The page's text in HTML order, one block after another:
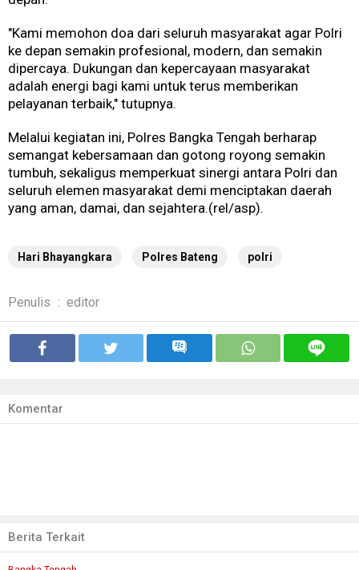
"Kami memohon doa dari seluruh masyarakat agar Polri
ke depan semakin profesional, modern, dan semakin
dipercaya. Dukungan dan kepercayaan masyarakat
adalah energi bagi kami untuk terus memberikan
pelayanan terbaik," tutupnya.
Melalui kegiatan ini, Polres Bangka Tengah berharap
semangat kebersamaan dan gotong royong semakin
tumbuh, sekaligus memperkuat sinergi antara Polri dan
seluruh elemen masyarakat demi menciptakan daerah
yang aman, damai, dan sejahtera.(rel/asp).
Hari Bhayangkara Polres Bateng polri
Penulis : editor
Komentar
Berita Terkait